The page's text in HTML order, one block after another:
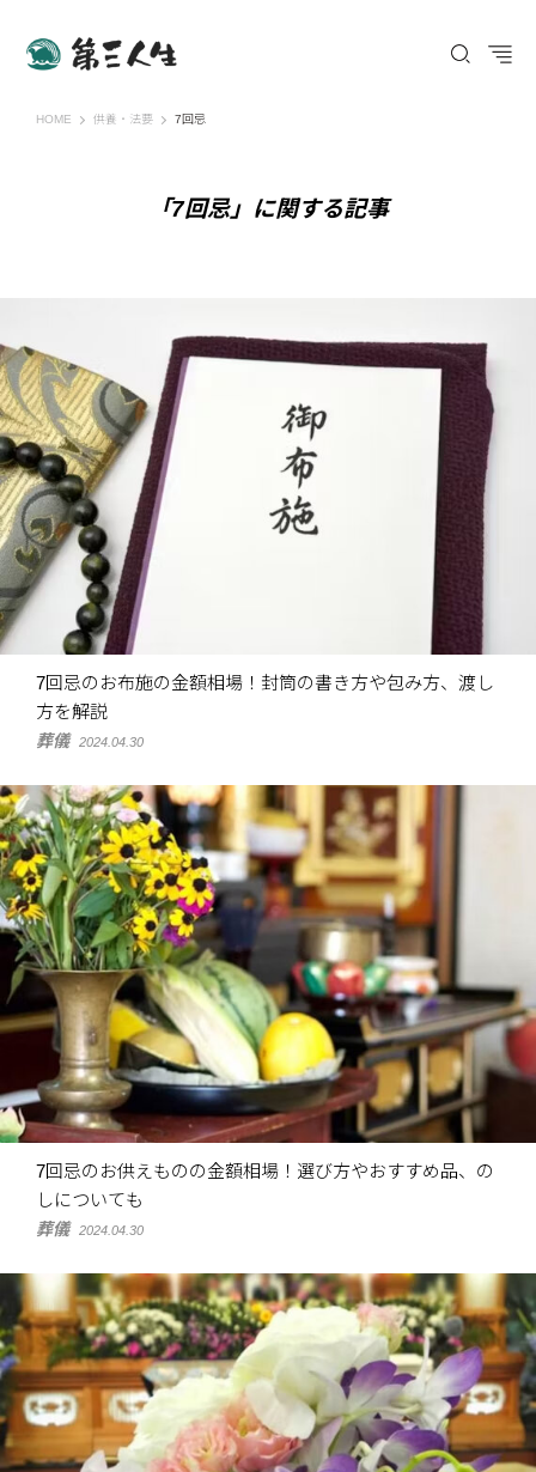
HOME 第三人生 〜寄り道の歩き方〜
供養・法要 7回忌
「7回忌」に関する記事
7回忌のお布施の金額相場！封筒の書き方や包み方、渡し
方を解説
葬儀 2024.04.30
7回忌のお供えものの金額相場！選び方やおすすめ品、の
しについても
葬儀 2024.04.30